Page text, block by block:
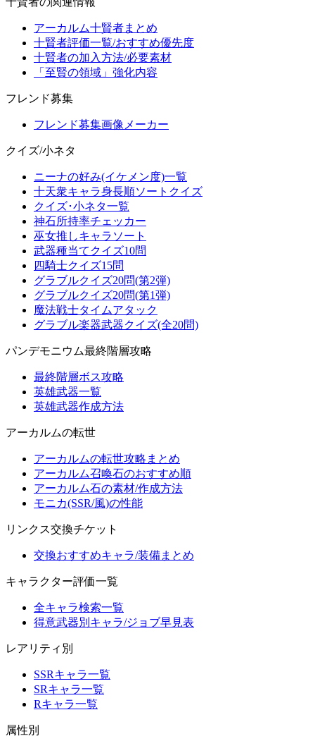
アーカルム十賢者まとめ
十賢者評価一覧/おすすめ優先度
十賢者の加入方法/必要素材
「至賢の領域」強化内容
フレンド募集
フレンド募集画像メーカー
クイズ/小ネタ
ニーナの好み(イケメン度)一覧
十天衆キャラ身長順ソートクイズ
クイズ･小ネタ一覧
神石所持率チェッカー
巫女推しキャラソート
武器種当てクイズ10問
四騎士クイズ15問
グラブルクイズ20問(第2弾)
グラブルクイズ20問(第1弾)
魔法戦士タイムアタック
グラブル楽器武器クイズ(全20問)
パンデモニウム最終階層攻略
最終階層ボス攻略
英雄武器一覧
英雄武器作成方法
アーカルムの転世
アーカルムの転世攻略まとめ
アーカルム召喚石のおすすめ順
アーカルム石の素材/作成方法
モニカ(SSR/風)の性能
リンクス交換チケット
交換おすすめキャラ/装備まとめ
キャラクター評価一覧
全キャラ検索一覧
得意武器別キャラ/ジョブ早見表
レアリティ別
SSRキャラ一覧
SRキャラ一覧
Rキャラ一覧
属性別